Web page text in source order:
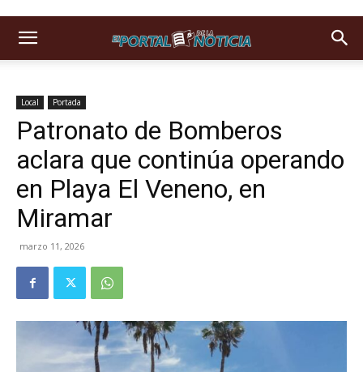
Local Portada
Patronato de Bomberos
aclara que continúa operando
en Playa El Veneno, en
Miramar
marzo 11, 2026